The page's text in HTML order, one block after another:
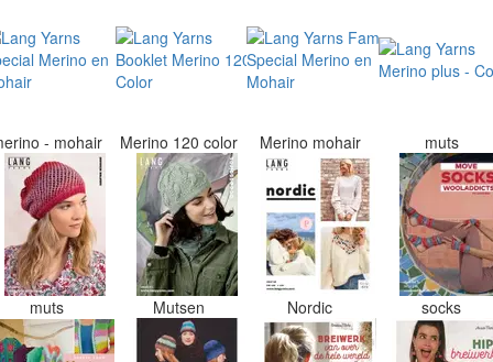
- mohair Merino 120 color Merino mohair muts
muts Mutsen Nordic socks